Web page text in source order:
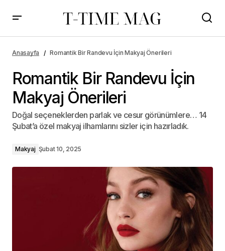
Anasayfa Romantik Bir Randevu İçin Makyaj Önerileri
Romantik Bir Randevu İçin
Makyaj Önerileri
Doğal seçeneklerden parlak ve cesur görünümlere… 14
Şubat’a özel makyaj ilhamlarını sizler için hazırladık.
Makyaj Şubat 10, 2025